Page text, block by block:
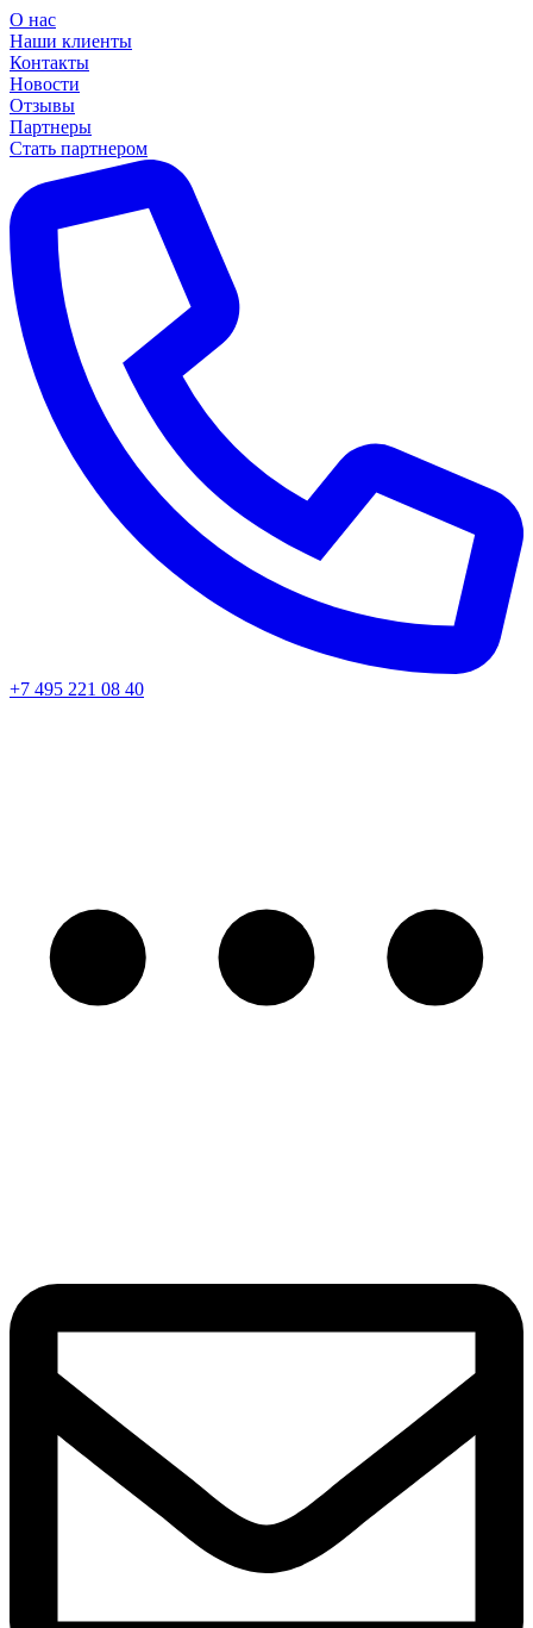
О нас
Наши клиенты
Контакты
Новости
Отзывы
Партнеры
Стать партнером
+7 495 221 08 40